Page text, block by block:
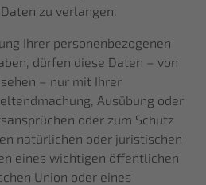
zu verlangen.
Ihrer personenbezogenen
dürfen diese Daten – von
– nur mit Ihrer
Ausübung oder
oder zum Schutz
natürlichen oder juristischen
eines wichtigen öffentlichen
Union oder eines